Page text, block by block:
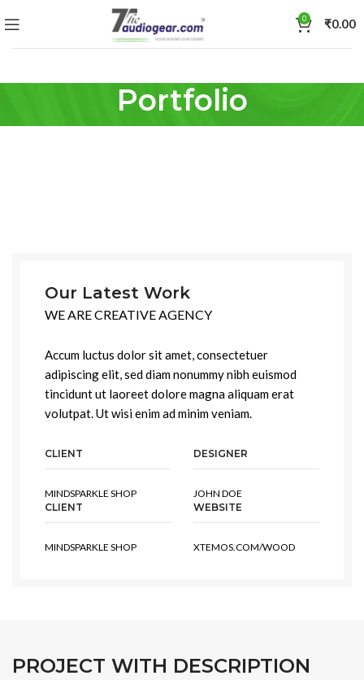
0 ₹0.00
Portfolio
Our Latest Work
WE ARE CREATIVE AGENCY
Accum luctus dolor sit amet, consectetuer
adipiscing elit, sed diam nonummy nibh euismod
tincidunt ut laoreet dolore magna aliquam erat
volutpat. Ut wisi enim ad minim veniam.
CLIENT
MINDSPARKLE SHOP
DESIGNER
JOHN DOE
CLIENT
MINDSPARKLE SHOP
WEBSITE
XTEMOS.COM/WOOD
PROJECT WITH DESCRIPTION